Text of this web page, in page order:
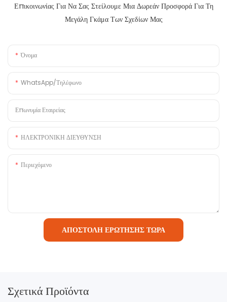
Επικοινωνίας Για Να Σας Στείλουμε Μια Δωρεάν Προσφορά Για Τη
Μεγάλη Γκάμα Των Σχεδίων Μας
Όνομα
WhatsApp/Τηλέφωνο
Επωνυμία Εταιρείας
ΗΛΕΚΤΡΟΝΙΚΗ ΔΙΕΥΘΥΝΣΗ
Περιεχόμενο
ΑΠΟΣΤΟΛΉ ΕΡΏΤΗΣΗΣ ΤΏΡΑ
Σχετικά Προϊόντα